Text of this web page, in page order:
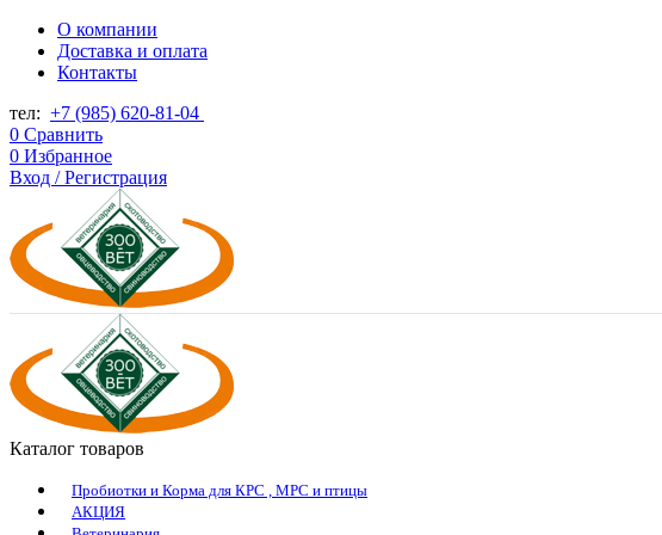
О компании
Доставка и оплата
Контакты
тел: +7 (985) 620-81-04
0 Сравнить
0 Избранное
Вход / Регистрация
Каталог товаров
Пробиотки и Корма для КРС , МРС и птицы
АКЦИЯ